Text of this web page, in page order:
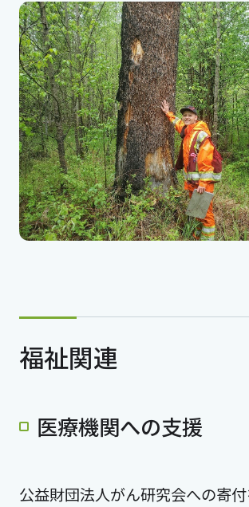
福祉関連
医療機関への支援
公益財団法人がん研究会への寄